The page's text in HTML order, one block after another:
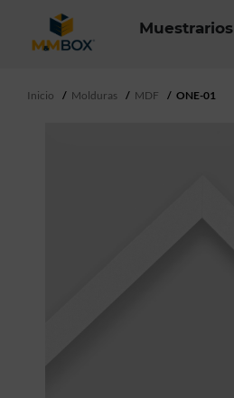
Muestrarios
Inicio Molduras MDF ONE-01